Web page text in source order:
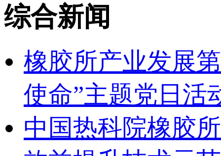
综合新闻
橡胶所产业发展
使命”主题党日活
中国热科院橡胶